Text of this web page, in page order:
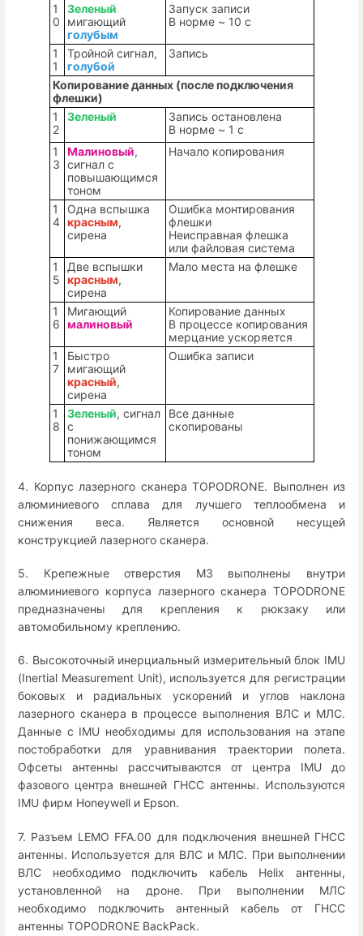
1
0
Зеленый
мигающий
голубым
Запуск записи
В норме ~ 10 c
1
1
Тройной сигнал,
голубой
Запись
Копирование данных (после подключения
флешки)
1
2
Зеленый
Запись остановлена
В норме ~ 1 c
1
3
Малиновый,
сигнал с
повышающимся
тоном
Начало копирования
1
4
Одна вспышка
красным,
сирена
Ошибка монтирования
флешки
Неисправная флешка
или файловая система
1
5
Две вспышки
красным,
сирена
Мало места на флешке
1
6
Мигающий
малиновый
Копирование данных
В процессе копирования
мерцание ускоряется
1
7
Быстро
мигающий
красный,
сирена
Ошибка записи
1
8
Зеленый, сигнал
с
понижающимся
тоном
Все данные
скопированы
4. Корпус лазерного сканера TOPODRONE. Выполнен из
алюминиевого сплава для лучшего теплообмена и
снижения веса. Является основной несущей
конструкцией лазерного сканера.
5. Крепежные отверстия М3 выполнены внутри
алюминиевого корпуса лазерного сканера TOPODRONE
предназначены для крепления к рюкзаку или
автомобильному креплению.
6. Высокоточный инерциальный измерительный блок IMU
(Inertial Measurement Unit), используется для регистрации
боковых и радиальных ускорений и углов наклона
лазерного сканера в процессе выполнения ВЛС и МЛС.
Данные с IMU необходимы для использования на этапе
постобработки для уравнивания траектории полета.
Офсеты антенны рассчитываются от центра IMU до
фазового центра внешней ГНСС антенны. Используются
IMU фирм Honeywell и Epson.
7. Разъем LEMO FFA.00 для подключения внешней ГНСС
антенны. Используется для ВЛС и МЛС. При выполнении
ВЛС необходимо подключить кабель Helix антенны,
установленной на дроне. При выполнении МЛС
необходимо подключить антенный кабель от ГНСС
антенны TOPODRONE BackPack.